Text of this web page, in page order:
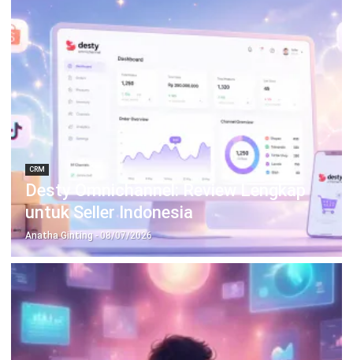
CRM
Kebutuhan Pelanggan Tidak Terpenuhi?
Pahami dengan AI CRM
Anatha Ginting